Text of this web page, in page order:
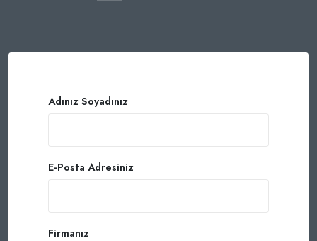
Adınız Soyadınız
E-Posta Adresiniz
Firmanız